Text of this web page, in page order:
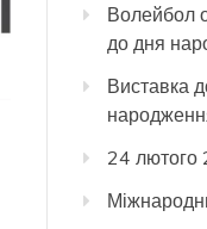
Волейбол
до дня
Виставка
24 лютого